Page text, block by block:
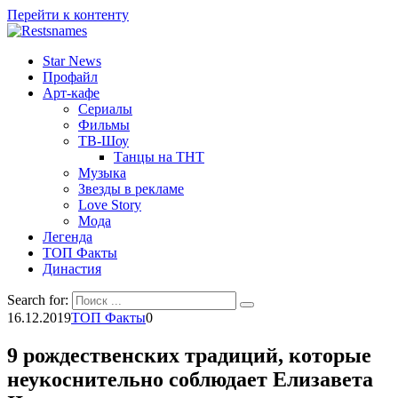
Перейти к контенту
Star News
Профайл
Арт-кафе
Сериалы
Фильмы
ТВ-Шоу
Танцы на ТНТ
Музыка
Звезды в рекламе
Love Story
Мода
Легенда
ТОП Факты
Династия
Search for:
16.12.2019ТОП Факты0
9 рождественских традиций, которые
неукоснительно соблюдает Елизавета